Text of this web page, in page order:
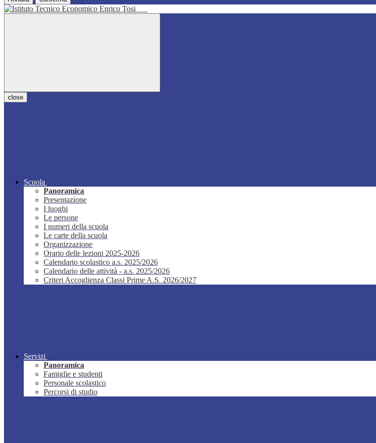
close
Scuola
Panoramica
Presentazione
I luoghi
Le persone
I numeri della scuola
Le carte della scuola
Organizzazione
Orario delle lezioni 2025-2026
Calendario scolastico a.s. 2025/2026
Calendario delle attività - a.s. 2025/2026
Criteri Accoglienza Classi Prime A.S. 2026/2027
Servizi
Panoramica
Famiglie e studenti
Personale scolastico
Percorsi di studio